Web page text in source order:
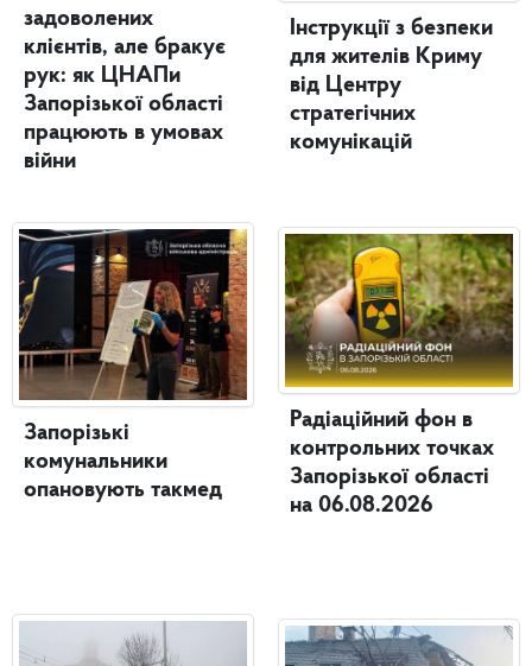
задоволених
клієнтів, але бракує
рук: як ЦНАПи
Запорізької області
працюють в умовах
війни
Запорізькі
комунальники
опановують такмед
Інструкції з безпеки
для жителів Криму
від Центру
стратегічних
комунікацій
Радіаційний фон в
контрольних точках
Запорізької області
на 06.08.2026